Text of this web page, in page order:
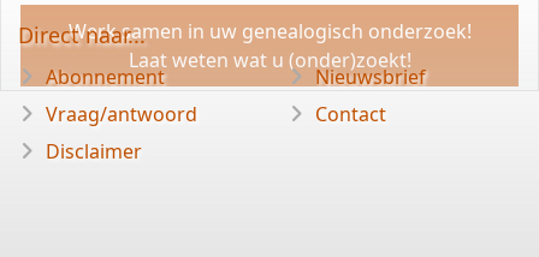
Werk samen in uw genealogisch onderzoek!
Laat weten wat u (onder)zoekt!
Direct naar...
Abonnement
Vraag/antwoord
Disclaimer
Nieuwsbrief
Contact